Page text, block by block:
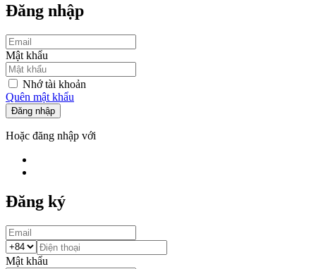
Đăng nhập
Mật khẩu
Nhớ tài khoản
Quên mật khẩu
Đăng nhập
Hoặc đăng nhập với
Đăng ký
Mật khẩu